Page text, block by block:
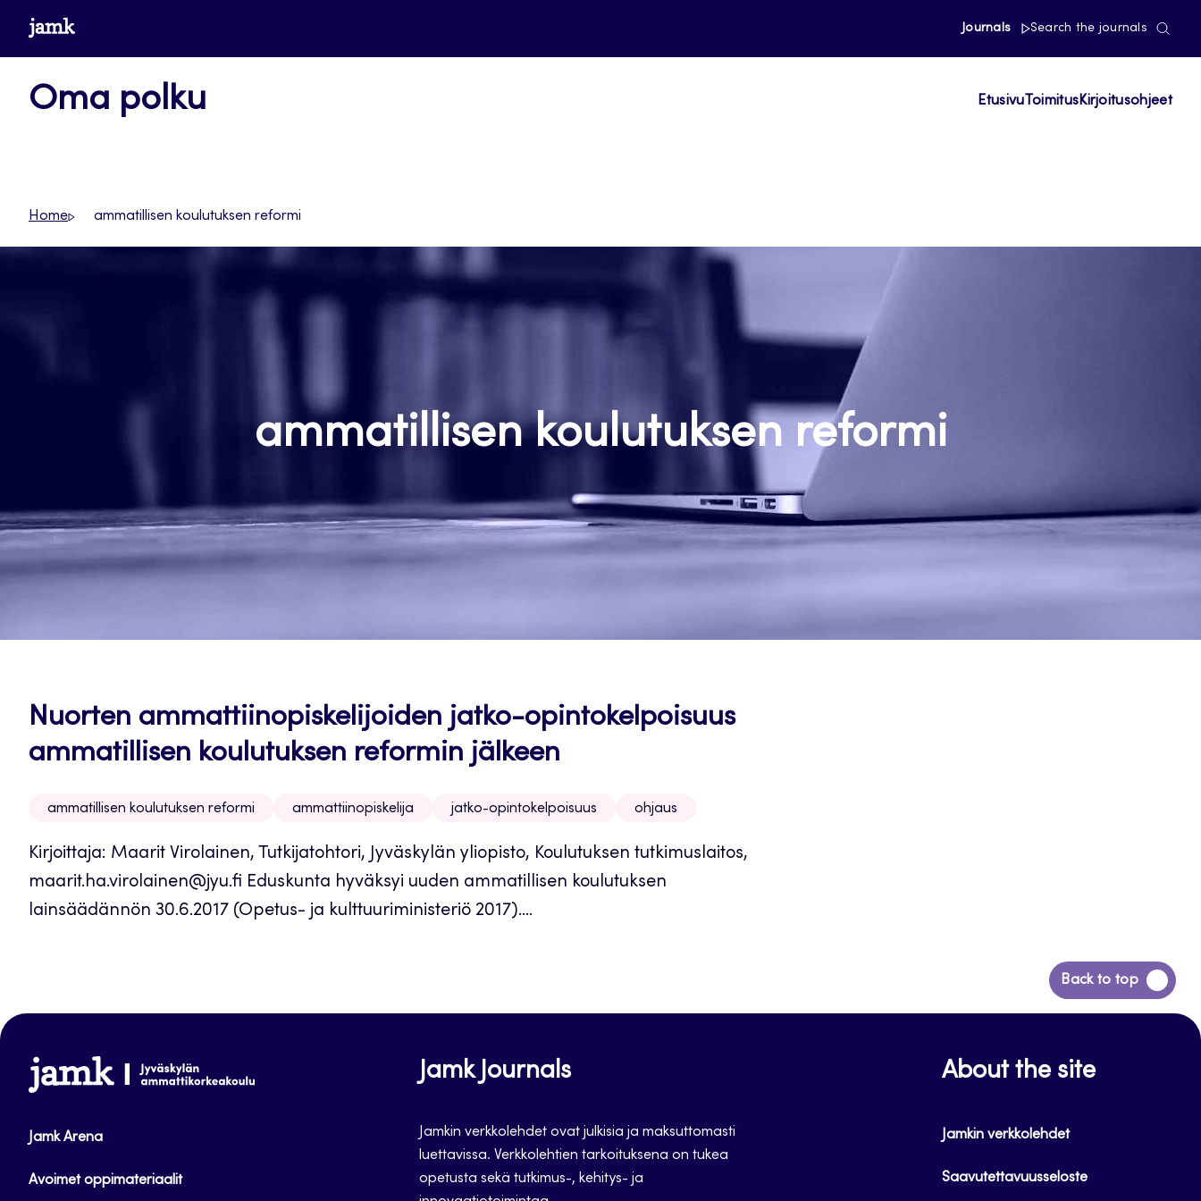
Siirrywww.jamk.fi Journals Search the journals
Oma polku Etusivu ToimitusKirjoitusohjeet
Home ammatillisen koulutuksen reformi
ammatillisen koulutuksen reformi
Nuorten ammattiinopiskelijoiden jatko-opintokelpoisuus
ammatillisen koulutuksen reformin jälkeen
ammatillisen koulutuksen reformi ammattiinopiskelija jatko-opintokelpoisuus ohjaus
Kirjoittaja: Maarit Virolainen, Tutkijatohtori, Jyväskylän yliopisto, Koulutuksen tutkimuslaitos,
maarit.ha.virolainen@jyu.fi Eduskunta hyväksyi uuden ammatillisen koulutuksen
lainsäädännön 30.6.2017 (Opetus- ja kulttuuriministeriö 2017)....
Back to top
Siirry
takaisin
www.jamk.fi
Jamk Arena
Avoimet oppimateriaalit
Jamk Journals
Jamkin verkkolehdet ovat julkisia ja maksuttomasti
luettavissa. Verkkolehtien tarkoituksena on tukea
opetusta sekä tutkimus-, kehitys- ja
About the site
Jamkin verkkolehdet
Saavutettavuusseloste